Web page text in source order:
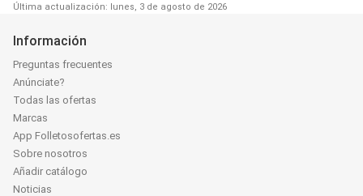
Última actualización: lunes, 3 de agosto de 2026
Información
Preguntas frecuentes
Anúnciate?
Todas las ofertas
Marcas
App Folletosofertas.es
Sobre nosotros
Añadir catálogo
Noticias